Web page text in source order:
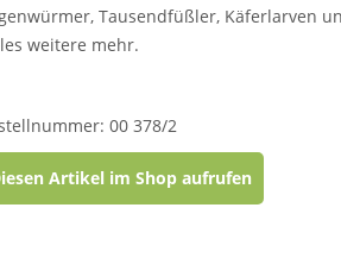
Tausendfüßler, Käferlarven
weitere mehr.
00 378/2
Artikel im Shop aufrufen